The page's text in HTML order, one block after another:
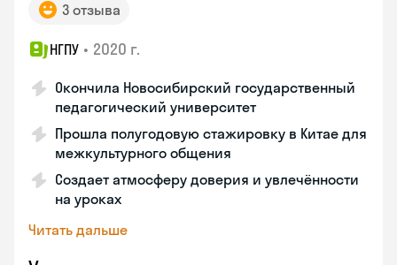
3 отзыва
НГПУ • 2020 г.
Окончила Новосибирский государственный
педагогический университет
Прошла полугодовую стажировку в Китае для
межкультурного общения
Создает атмосферу доверия и увлечённости
на уроках
Читать дальше